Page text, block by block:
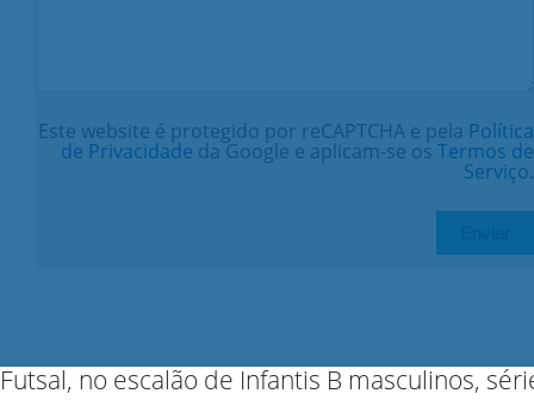
Este website é protegido por reCAPTCHA e pela Política
de Privacidade da Google e aplicam-se os Termos de
Serviço.
Futsal, no escalão de Infantis B masculinos,